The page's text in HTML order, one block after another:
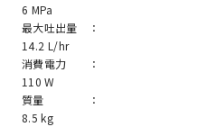
6 MPa
最大吐出量 ：
14.2 L/hr
消費電力 ：
110 W
質量 ：
8.5 kg